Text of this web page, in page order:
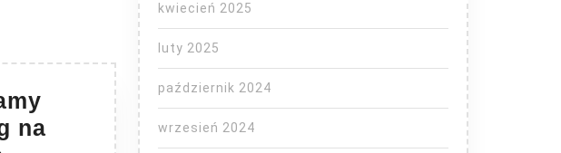
na
kwiecień 2025
luty 2025
październik 2024
wrzesień 2024